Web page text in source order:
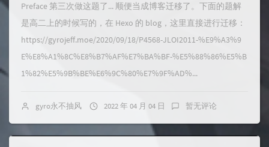
Preface 第三次做这题了... 顺便当成博客迁移了。下面的题解
是高二上的时候写的，在 Hexo 的 blog，这里直接进行迁移：
https://gyrojeff.moe/2020/09/18/P4568-JLOI2011-%E9%A3%9
E%E8%A1%8C%E8%B7%AF%E7%BA%BF-%E5%88%86%E5%B
1%82%E5%9B%BE%E6%9C%80%E7%9F%AD%...
gyro永不抽风 2022 年 04 月 04 日 暂无评论